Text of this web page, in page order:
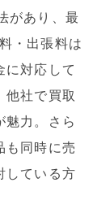
があり、最
・出張料は
に対応して
他社で買取
魅力。さら
も同時に売
している方